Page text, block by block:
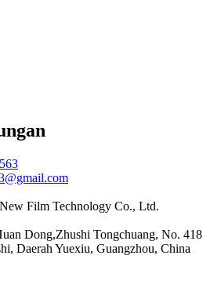
Film Technology Co., Ltd.
Dong,Zhushi Tongchuang, No. 418
Daerah Yuexiu, Guangzhou, China